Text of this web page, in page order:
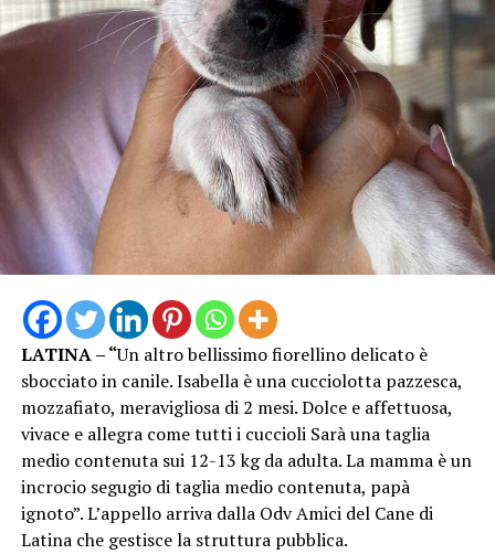
LATINA – “Un altro bellissimo fiorellino delicato è
sbocciato in canile. Isabella è una cucciolotta pazzesca,
mozzafiato, meravigliosa di 2 mesi. Dolce e affettuosa,
vivace e allegra come tutti i cuccioli Sarà una taglia
medio contenuta sui 12-13 kg da adulta. La mamma è un
incrocio segugio di taglia medio contenuta, papà
ignoto”. L’appello arriva dalla Odv Amici del Cane di
Latina che gestisce la struttura pubblica.